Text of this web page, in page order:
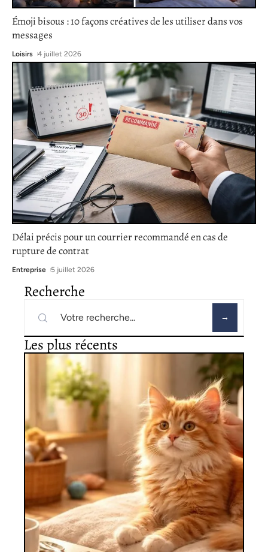
Émoji bisous : 10 façons créatives de les utiliser dans vos
messages
Loisirs 4 juillet 2026
Délai précis pour un courrier recommandé en cas de
rupture de contrat
Entreprise 5 juillet 2026
Recherche
Les plus récents